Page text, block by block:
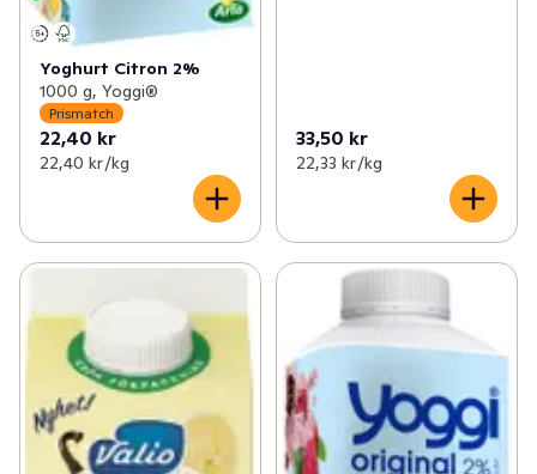
Yoghurt Citron 2%
1000 g, Yoggi®
Prismatch
22,40 kr
22,40 kr /kg
33,50 kr
22,33 kr /kg